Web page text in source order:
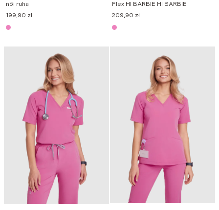
női ruha
199,90 zł
Flex HI BARBIE HI BARBIE
209,90 zł